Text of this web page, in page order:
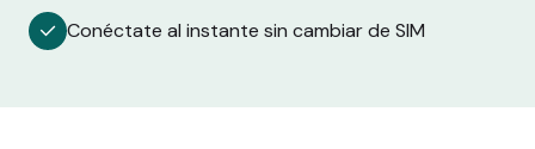
Conéctate al instante sin cambiar de SIM